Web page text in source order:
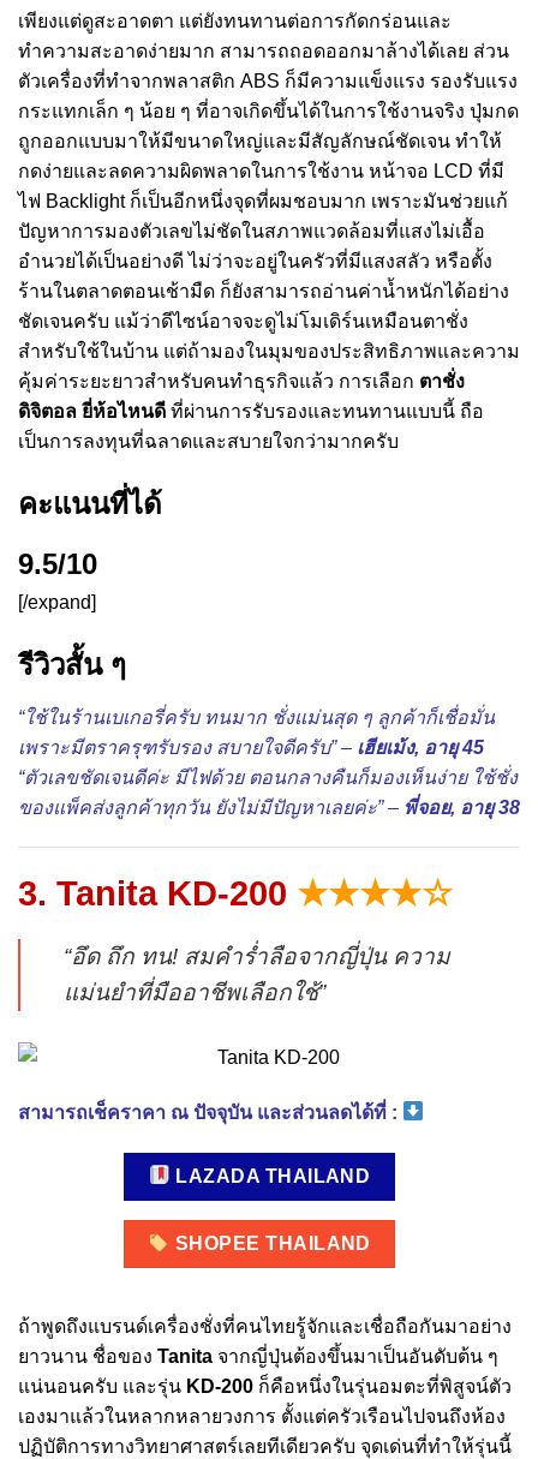
เพียงแต่ดูสะอาดตา แต่ยังทนทานต่อการกัดกร่อนและ
ทำความสะอาดง่ายมาก สามารถถอดออกมาล้างได้เลย ส่วน
ตัวเครื่องที่ทำจากพลาสติก ABS ก็มีความแข็งแรง รองรับแรง
กระแทกเล็ก ๆ น้อย ๆ ที่อาจเกิดขึ้นได้ในการใช้งานจริง ปุ่มกด
ถูกออกแบบมาให้มีขนาดใหญ่และมีสัญลักษณ์ชัดเจน ทำให้
กดง่ายและลดความผิดพลาดในการใช้งาน หน้าจอ LCD ที่มี
ไฟ Backlight ก็เป็นอีกหนึ่งจุดที่ผมชอบมาก เพราะมันช่วยแก้
ปัญหาการมองตัวเลขไม่ชัดในสภาพแวดล้อมที่แสงไม่เอื้อ
อำนวยได้เป็นอย่างดี ไม่ว่าจะอยู่ในครัวที่มีแสงสลัว หรือตั้ง
ร้านในตลาดตอนเช้ามืด ก็ยังสามารถอ่านค่าน้ำหนักได้อย่าง
ชัดเจนครับ แม้ว่าดีไซน์อาจจะดูไม่โมเดิร์นเหมือนตาชั่ง
สำหรับใช้ในบ้าน แต่ถ้ามองในมุมของประสิทธิภาพและความ
คุ้มค่าระยะยาวสำหรับคนทำธุรกิจแล้ว การเลือก ตาชั่ง
ดิจิตอล ยี่ห้อไหนดี ที่ผ่านการรับรองและทนทานแบบนี้ ถือ
เป็นการลงทุนที่ฉลาดและสบายใจกว่ามากครับ
คะแนนที่ได้
9.5/10
[/expand]
รีวิวสั้น ๆ
“ใช้ในร้านเบเกอรี่ครับ ทนมาก ชั่งแม่นสุด ๆ ลูกค้าก็เชื่อมั่น
เพราะมีตราครุฑรับรอง สบายใจดีครับ” – เฮียเม้ง, อายุ 45
“ตัวเลขชัดเจนดีค่ะ มีไฟด้วย ตอนกลางคืนก็มองเห็นง่าย ใช้ชั่ง
ของแพ็คส่งลูกค้าทุกวัน ยังไม่มีปัญหาเลยค่ะ” – พี่จอย, อายุ 38
3. Tanita KD-200 ★★★★☆
“อึด ถึก ทน! สมคำร่ำลือจากญี่ปุ่น ความ
แม่นยำที่มืออาชีพเลือกใช้”
สามารถเช็คราคา ณ ปัจจุบัน และส่วนลดได้ที่ :
LAZADA THAILAND
SHOPEE THAILAND
ถ้าพูดถึงแบรนด์เครื่องชั่งที่คนไทยรู้จักและเชื่อถือกันมาอย่าง
ยาวนาน ชื่อของ Tanita จากญี่ปุ่นต้องขึ้นมาเป็นอันดับต้น ๆ
แน่นอนครับ และรุ่น KD-200 ก็คือหนึ่งในรุ่นอมตะที่พิสูจน์ตัว
เองมาแล้วในหลากหลายวงการ ตั้งแต่ครัวเรือนไปจนถึงห้อง
ปฏิบัติการทางวิทยาศาสตร์เลยทีเดียวครับ จุดเด่นที่ทำให้รุ่นนี้